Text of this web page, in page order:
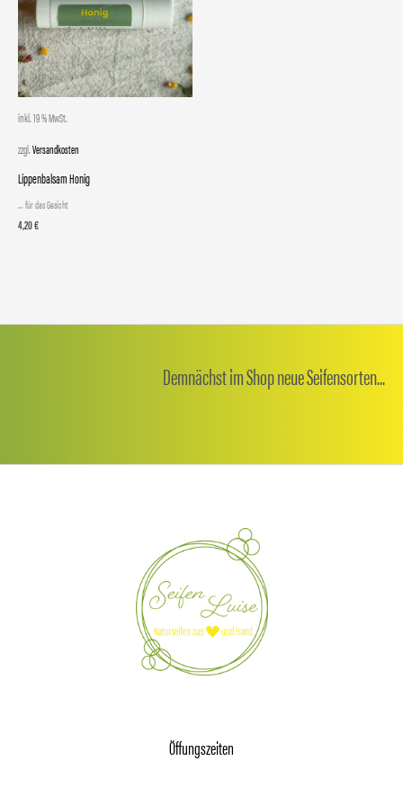
inkl. 19 % MwSt.
zzgl.Versandkosten
Lippenbalsam Honig
... für das Gesicht
4,20€
Demnächst im Shop neue Seifensorten...
Öffungszeiten